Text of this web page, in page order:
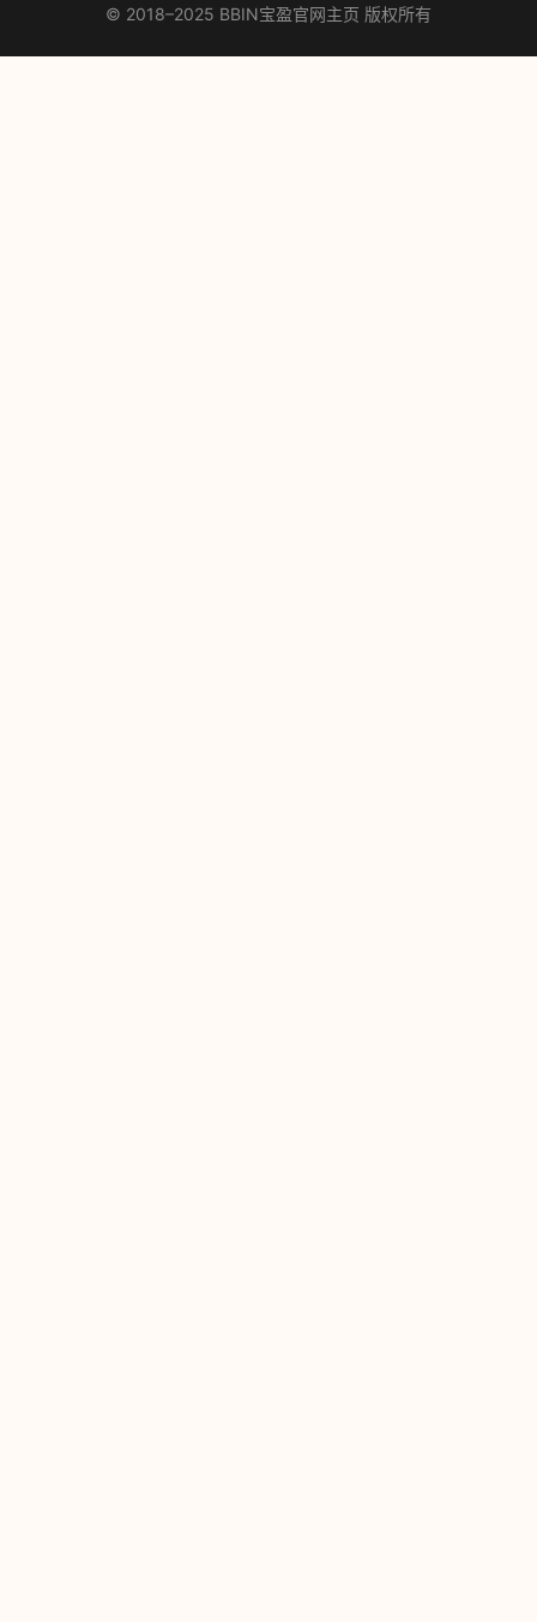
© 2018–2025 BBIN宝盈官网主页 版权所有